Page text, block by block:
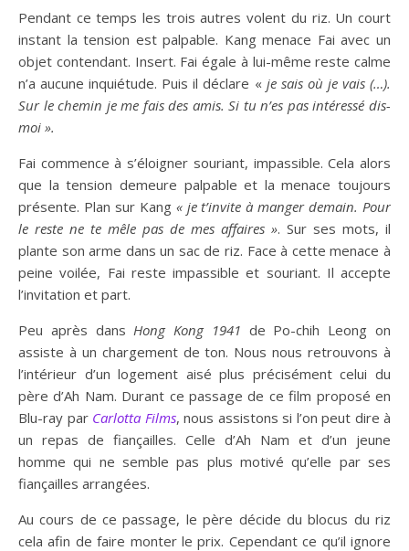
Pendant ce temps les trois autres volent du riz. Un court
instant la tension est palpable. Kang menace Fai avec un
objet contendant. Insert. Fai égale à lui-même reste calme
n’a aucune inquiétude. Puis il déclare « je sais où je vais (…).
Sur le chemin je me fais des amis. Si tu n’es pas intéressé dis-
moi ».
Fai commence à s’éloigner souriant, impassible. Cela alors
que la tension demeure palpable et la menace toujours
présente. Plan sur Kang « je t’invite à manger demain. Pour
le reste ne te mêle pas de mes affaires ». Sur ses mots, il
plante son arme dans un sac de riz. Face à cette menace à
peine voilée, Fai reste impassible et souriant. Il accepte
l’invitation et part.
Peu après dansHong Kong 1941 de Po-chih Leong on
assiste à un chargement de ton. Nous nous retrouvons à
l’intérieur d’un logement aisé plus précisément celui du
père d’Ah Nam. Durant ce passage de ce film proposé en
Blu-ray par Carlotta Films, nous assistons si l’on peut dire à
un repas de fiançailles. Celle d’Ah Nam et d’un jeune
homme qui ne semble pas plus motivé qu’elle par ses
fiançailles arrangées.
Au cours de ce passage, le père décide du blocus du riz
cela afin de faire monter le prix. Cependant ce qu’il ignore